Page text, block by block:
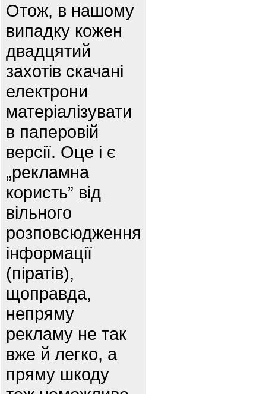
Отож, в нашому
випадку кожен
двадцятий
захотів скачані
електрони
матеріалізувати
в паперовій
версії. Оце і є
„рекламна
користь” від
вільного
розповсюдження
інформації
(піратів),
щоправда,
непряму
рекламу не так
вже й легко, а
пряму шкоду